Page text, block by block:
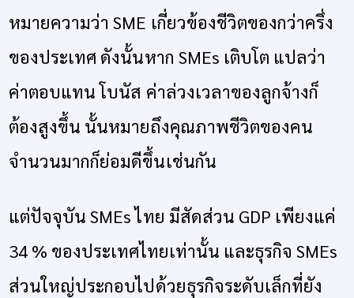
หมายความว่า SME เกี่ยวข้องชีวิตของกว่าครึ่ง
ของประเทศ ดังนั้นหาก SMEs เติบโต แปลว่า
ค่าตอบแทน โบนัส ค่าล่วงเวลาของลูกจ้างก็
ต้องสูงขึ้น นั้นหมายถึงคุณภาพชีวิตของคน
จำนวนมากก็ย่อมดีขึ้นเช่นกัน
แต่ปัจจุบัน SMEs ไทย มีสัดส่วน GDP เพียงแค่
34 % ของประเทศไทยเท่านั้น และธุรกิจ SMEs
ส่วนใหญ่ประกอบไปด้วยธุรกิจระดับเล็กที่ยัง